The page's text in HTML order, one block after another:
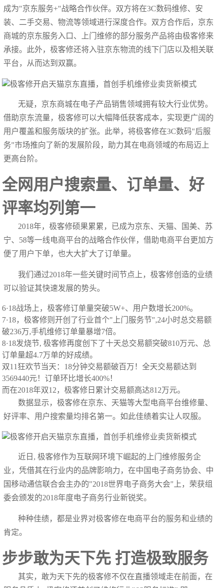
成为"京东服务+"战略合作伙伴。双方将在3C数码维修、安
装、二手交易、物流等领域进行深度合作。双方合作后，京东
商城的京东服务入口、上门维修的部分服务产品将由极客修来
承接。此外，极客修还将入驻京东物流的线下门店以及相关联
平台，从而达到双赢。
无疑，京东商城在电子产品销售领域拥有较大行业优势。
借助京东流量，极客修可以大幅降低获客成本，实现更广阔的
用户覆盖和服务版块的扩张。此举，将极客修在3C数码"后服
务"市场推向了新的发展阶段，助力其在电商领域的布局迈上
更高台阶。
全网用户搜索量、订单量、好
评率均列第一
2018年，极客修硕果累累，已成为京东、天猫、国美、苏
宁、58等一线电商平台的战略合作伙伴，借助电商平台更加方
便了用户下单，也大大扩大了订单量。
我们通过2018年一些关键时间节点上，极客修创造的业绩
可以验证其快速发展的势头。
6·18战场上，极客修订单量突破5W+、用户数增长200%。
7·18，极客修则开创了行业首个"上门服务节",24小时总交易额
破236万,手机维修订单量暴增7倍。
8·18发烧节, 极客修再度创下了十天总交易额突破810万元、总
订单量超4.7万单的好成绩。
双11狂欢节当天：18分钟交易额破百万！全天交易额达到
3569440元！订单环比增长400%！
而在2018年双12，极客修日累计交易额高达812万元。
数据显示，极客修在京东、天猫等大型电商平台维修量、
好评率、用户搜索量均排名第一。如此佳绩着实让人叹服。
近日, 极客修作为互联网环境下崛起的上门维修服务企
业，凭借其在行业内的品牌影响力，在中国电子商务协会、中
国移动通信联合会主办的"2018世界电子商务大会"上，荣获组
委会颁发的2018年度电子商务行业新锐奖。
种种佳绩，都是业界对极客修在电商平台的服务和业绩的
肯定。
步步敢为天下先 打造极致服务
其实，敢为天下先的极客修不仅在直播领域走在前面，在